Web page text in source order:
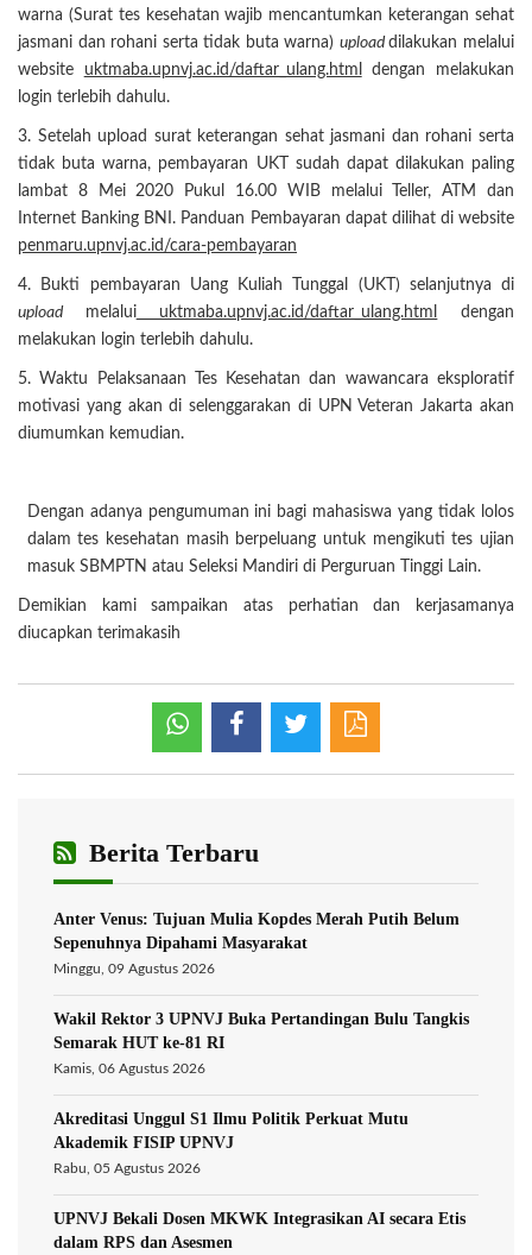
warna (Surat tes kesehatan wajib mencantumkan keterangan sehat
jasmani dan rohani serta tidak buta warna) uploaddilakukan melalui
website uktmaba.upnvj.ac.id/daftar_ulang.html
dengan melakukan
login terlebih dahulu.
3. Setelah upload surat keterangan sehat jasmani dan rohani serta
tidak buta warna, pembayaran UKT sudah dapat dilakukan paling
lambat 8 Mei 2020 Pukul 16.00 WIB melalui Teller, ATM dan
Internet Banking BNI. Panduan Pembayaran dapat dilihat di website
penmaru.upnvj.ac.id/cara-pembayaran
4. Bukti pembayaran Uang Kuliah Tunggal (UKT) selanjutnya di
upload melaluiuktmaba.upnvj.ac.id/daftar_ulang.html
dengan
melakukan login terlebih dahulu.
5. Waktu Pelaksanaan Tes Kesehatan dan wawancara eksploratif
motivasi yang akan di selenggarakan di UPN Veteran Jakarta akan
diumumkan kemudian.
Dengan adanya pengumuman ini bagi mahasiswa yang tidak lolos
dalam tes kesehatan masih berpeluang untuk mengikuti tes ujian
masuk SBMPTN atau Seleksi Mandiri di Perguruan Tinggi Lain.
Demikian kami sampaikan atas perhatian dan kerjasamanya
diucapkan terimakasih
Berita Terbaru
Anter Venus: Tujuan Mulia Kopdes Merah Putih Belum
Sepenuhnya Dipahami Masyarakat
Minggu, 09 Agustus 2026
Wakil Rektor 3 UPNVJ Buka Pertandingan Bulu Tangkis
Semarak HUT ke-81 RI
Kamis, 06 Agustus 2026
Akreditasi Unggul S1 Ilmu Politik Perkuat Mutu
Akademik FISIP UPNVJ
Rabu, 05 Agustus 2026
UPNVJ Bekali Dosen MKWK Integrasikan AI secara Etis
dalam RPS dan Asesmen